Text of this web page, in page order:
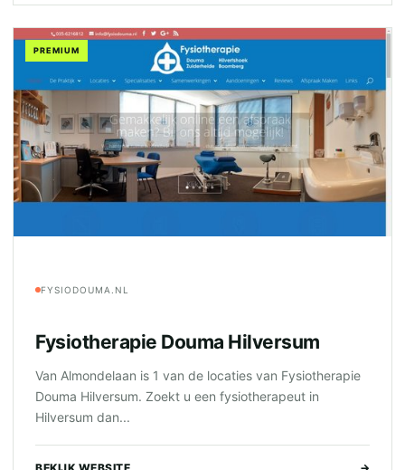
PREMIUM
FYSIODOUMA.NL
Fysiotherapie Douma Hilversum
Van Almondelaan is 1 van de locaties van Fysiotherapie
Douma Hilversum. Zoekt u een fysiotherapeut in
Hilversum dan...